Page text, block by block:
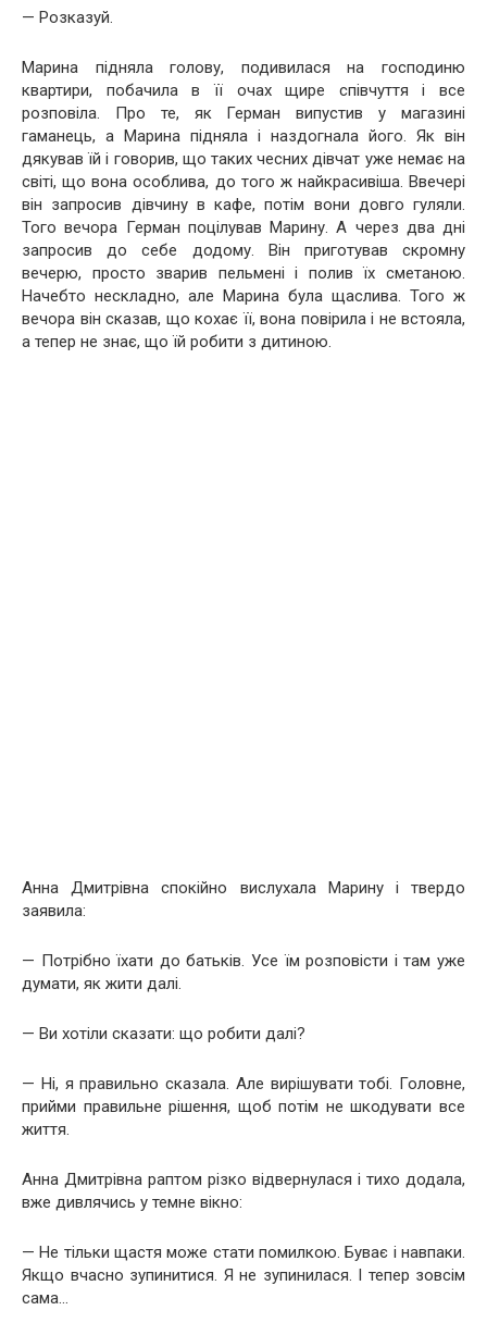
— Розказуй.
Марина підняла голову, подивилася на господиню
квартири, побачила в її очах щире співчуття і все
розповіла. Про те, як Герман випустив у магазині
гаманець, а Марина підняла і наздогнала його. Як він
дякував їй і говорив, що таких чесних дівчат уже немає на
світі, що вона особлива, до того ж найкрасивіша. Ввечері
він запросив дівчину в кафе, потім вони довго гуляли.
Того вечора Герман поцілував Марину. А через два дні
запросив до себе додому. Він приготував скромну
вечерю, просто зварив пельмені і полив їх сметаною.
Начебто нескладно, але Марина була щаслива. Того ж
вечора він сказав, що кохає її, вона повірила і не встояла,
а тепер не знає, що їй робити з дитиною.
Анна Дмитрівна спокійно вислухала Марину і твердо
заявила:
— Потрібно їхати до батьків. Усе їм розповісти і там уже
думати, як жити далі.
— Ви хотіли сказати: що робити далі?
— Ні, я правильно сказала. Але вирішувати тобі. Головне,
прийми правильне рішення, щоб потім не шкодувати все
життя.
Анна Дмитрівна раптом різко відвернулася і тихо додала,
вже дивлячись у темне вікно:
— Не тільки щастя може стати помилкою. Буває і навпаки.
Якщо вчасно зупинитися. Я не зупинилася. І тепер зовсім
сама…